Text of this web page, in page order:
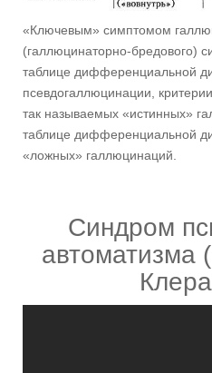
«Ключевым» симптомом
(галлюцинаторно-бредового)
таблице дифференциальной
псевдогаллюцинации,
так называемых «истинных»
таблице дифференциальной
«ложных» галлюцинаций.
Синдром
автоматизма